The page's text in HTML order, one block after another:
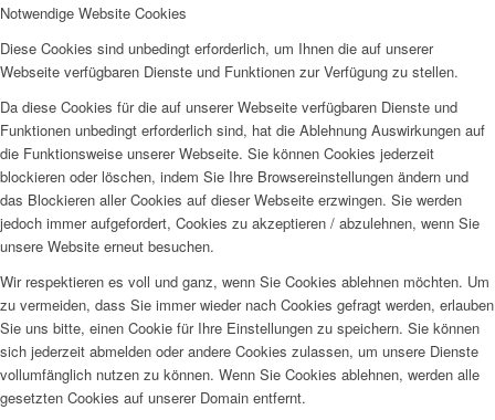
Notwendige Website Cookies
Diese Cookies sind unbedingt erforderlich, um Ihnen die auf unserer
Webseite verfügbaren Dienste und Funktionen zur Verfügung zu stellen.
Da diese Cookies für die auf unserer Webseite verfügbaren Dienste und
Funktionen unbedingt erforderlich sind, hat die Ablehnung Auswirkungen auf
die Funktionsweise unserer Webseite. Sie können Cookies jederzeit
blockieren oder löschen, indem Sie Ihre Browsereinstellungen ändern und
das Blockieren aller Cookies auf dieser Webseite erzwingen. Sie werden
jedoch immer aufgefordert, Cookies zu akzeptieren / abzulehnen, wenn Sie
unsere Website erneut besuchen.
Wir respektieren es voll und ganz, wenn Sie Cookies ablehnen möchten. Um
zu vermeiden, dass Sie immer wieder nach Cookies gefragt werden, erlauben
Sie uns bitte, einen Cookie für Ihre Einstellungen zu speichern. Sie können
sich jederzeit abmelden oder andere Cookies zulassen, um unsere Dienste
vollumfänglich nutzen zu können. Wenn Sie Cookies ablehnen, werden alle
gesetzten Cookies auf unserer Domain entfernt.